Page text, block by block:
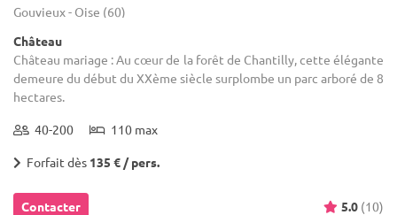
Gouvieux - Oise (60)
Château
Château mariage : Au cœur de la forêt de Chantilly, cette élégante
demeure du début du XXème siècle surplombe un parc arboré de 8
hectares.
40-200 110 max
Forfait dès 135 € / pers.
Contacter 5.0 (10)